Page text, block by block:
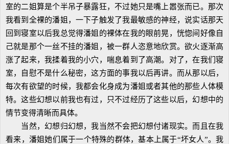
室的二姐算是个半吊子暴露狂，不过她只是嘴上嚣张而已。那次
我看到全裸的潘姐，一下子触发了我最敏感的神经，说实话那天
回到寝室以后我总觉得潘姐的裸体在我的眼前晃，恍惚间好像自
己就是那个一丝不挂的潘姐，被一群人恣意地欣赏。欲火逐渐高
涨了起来，我揉着我的小穴，喘息着到了高潮。对了，在我们寝
室，自慰不是什么秘密，这方面的事我以后再讲。而从那以后，
每次有欲望的时候，我都会化身成为潘姐或者其他的那些人体模
特。这些幻想以前我也有过，只不过经历了这些以后，幻想中的
情节变得清晰而具体。
当然，幻想归幻想，我当然不会把幻想付诸现实。而且在我
看来，潘姐她们属于一个特殊的群体，基本上属于“坏女人”。我